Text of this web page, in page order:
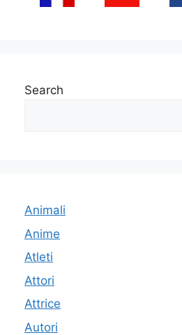
Search
Animali
Anime
Atleti
Attori
Attrice
Autori